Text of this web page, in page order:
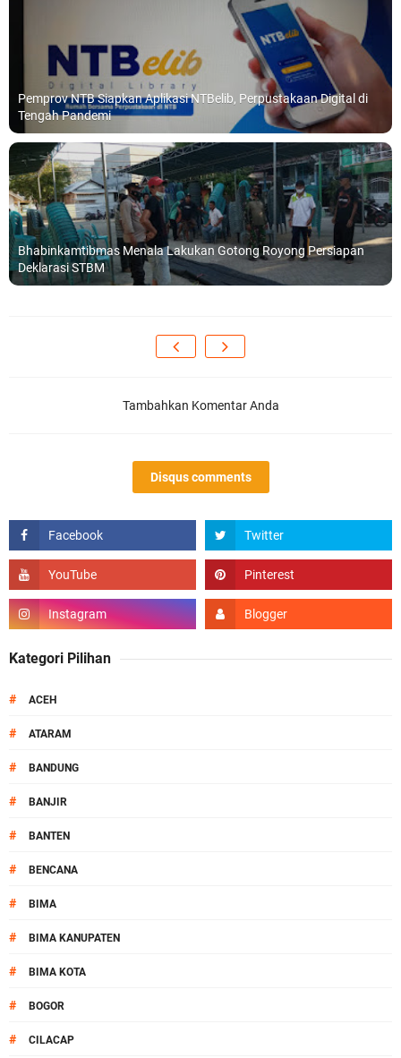
Pemprov NTB Siapkan Aplikasi NTBelib, Perpustakaan Digital di
Tengah Pandemi
Bhabinkamtibmas Menala Lakukan Gotong Royong Persiapan
Deklarasi STBM
Tambahkan Komentar Anda
Disqus comments
Kategori Pilihan
# ACEH
# ATARAM
# BANDUNG
# BANJIR
# BANTEN
# BENCANA
# BIMA
# BIMA KANUPATEN
# BIMA KOTA
# BOGOR
# CILACAP